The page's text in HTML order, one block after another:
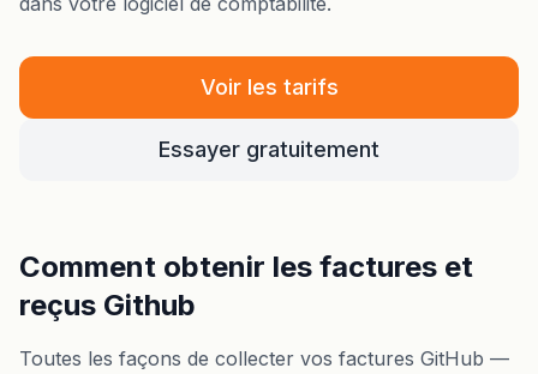
Voir les tarifs
Essayer gratuitement
Comment obtenir les factures et
reçus Github
Toutes les façons de collecter vos factures GitHub —